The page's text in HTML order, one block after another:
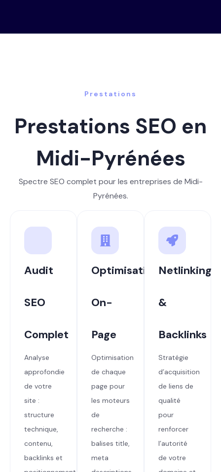
Prestations
Prestations SEO en
Midi-Pyrénées
Spectre SEO complet pour les entreprises de Midi-
Pyrénées.
Audit
SEO
Complet
Analyse
approfondie
de votre
site :
structure
technique,
contenu,
backlinks et
Optimisation
On-
Page
Optimisation
de chaque
page pour
les moteurs
de
recherche :
balises title,
meta
Netlinking
&
Backlinks
Stratégie
d’acquisition
de liens de
qualité
pour
renforcer
l’autorité
de votre